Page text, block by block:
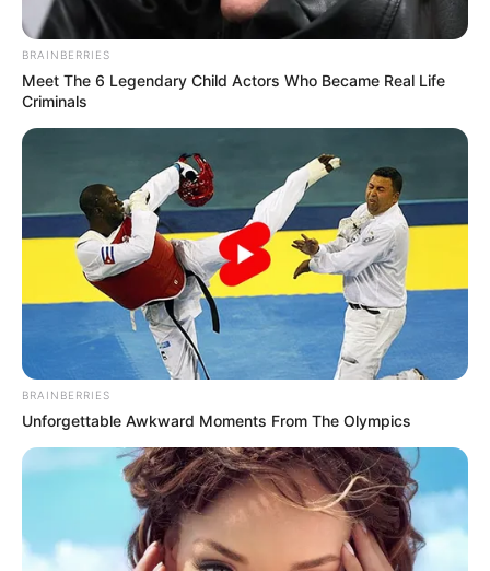
BRAINBERRIES
Meet The 6 Legendary Child Actors Who Became Real Life
Criminals
BRAINBERRIES
Unforgettable Awkward Moments From The Olympics